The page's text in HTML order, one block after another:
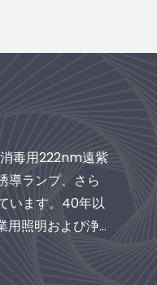
毒用222nm遠紫
導ランプ、さら
います。40年以
照明および浄化